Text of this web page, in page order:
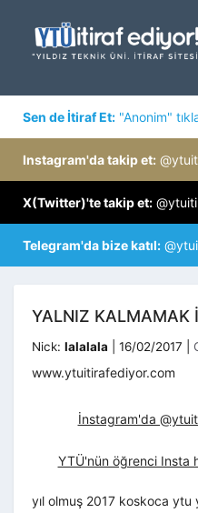
Sen de İtiraf Et: "Anonim"
Instagram'da takip et:
X(Twitter)'te takip et:
Telegram'da bize katıl:
YALNIZ KALMAMAK
Nick: lalalala 16/02/2017
www.ytuitirafediyor.com
İnstagram'da
YTÜ'nün öğrenci Insta
yıl olmuş 2017 koskoca ytu